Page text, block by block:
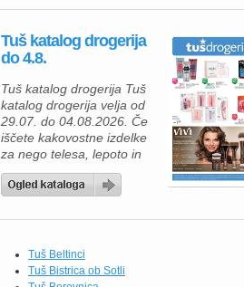
aktualnem katalogu vas
priznanih blagovnih znamk
z visokimi popusti, zato je
domače zaloge ali
preizkusite nekaj novega.
[…]
Tuš katalog drogerija
do 4.8.
Tuš katalog drogerija Tuš
katalog drogerija velja od
29.07. do 04.08.2026. Če
iščete kakovostne izdelke
za nego telesa, lepoto in
vsakodnevno razvajanje,
vas bo ponudba Tuš
navdušila. V aktualnem
do 4. 8. 2026, vas čakajo
številni priljubljeni izdelki
Tuš Beltinci
Tuš Bistrica ob Sotli